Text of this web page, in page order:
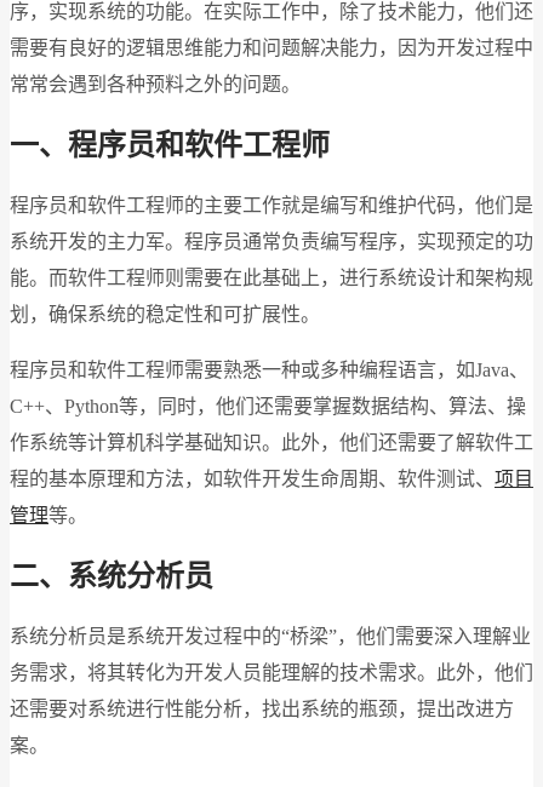
序，实现系统的功能。在实际工作中，除了技术能力，他们还
需要有良好的逻辑思维能力和问题解决能力，因为开发过程中
常常会遇到各种预料之外的问题。
一、程序员和软件工程师
程序员和软件工程师的主要工作就是编写和维护代码，他们是
系统开发的主力军。程序员通常负责编写程序，实现预定的功
能。而软件工程师则需要在此基础上，进行系统设计和架构规
划，确保系统的稳定性和可扩展性。
程序员和软件工程师需要熟悉一种或多种编程语言，如Java、
C++、Python等，同时，他们还需要掌握数据结构、算法、操
作系统等计算机科学基础知识。此外，他们还需要了解软件工
程的基本原理和方法，如软件开发生命周期、软件测试、 项目
管理等。
二、系统分析员
系统分析员是系统开发过程中的“桥梁”，他们需要深入理解业
务需求，将其转化为开发人员能理解的技术需求。此外，他们
还需要对系统进行性能分析，找出系统的瓶颈，提出改进方
案。